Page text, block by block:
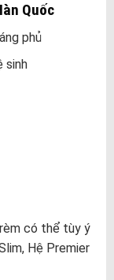
Quốc
phủ
sinh
có thể tùy ý
Hệ Premier